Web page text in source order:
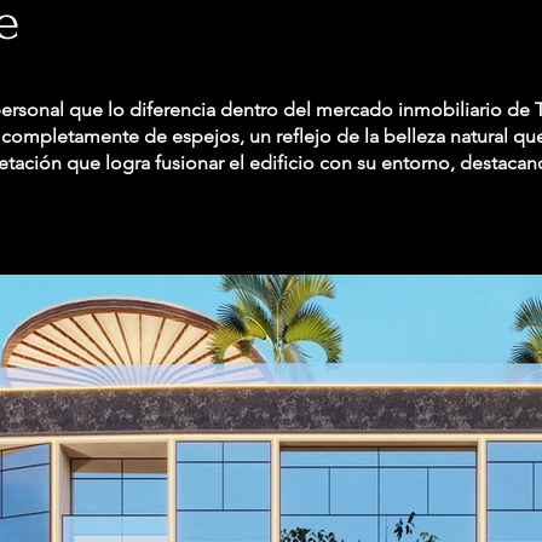
que lo diferencia dentro del mercado inmobiliario de
de espejos, un reflejo de la belleza natural
que logra fusionar el edificio con su entorno,